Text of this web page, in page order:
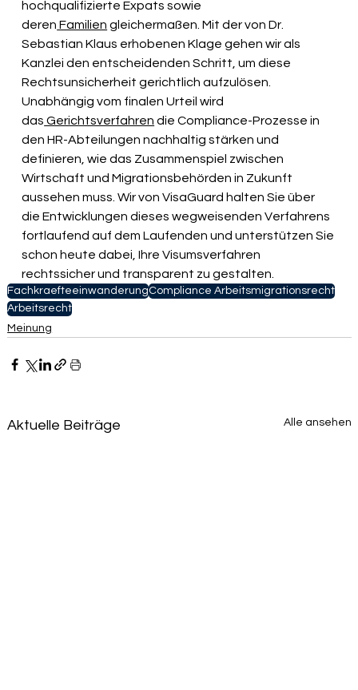
hochqualifizierte Expats sowie
deren Familien gleichermaßen. Mit der von Dr.
Sebastian Klaus erhobenen Klage gehen wir als
Kanzlei den entscheidenden Schritt, um diese
Rechtsunsicherheit gerichtlich aufzulösen.
Unabhängig vom finalen Urteil wird
das Gerichtsverfahren die Compliance-Prozesse in
den HR-Abteilungen nachhaltig stärken und
definieren, wie das Zusammenspiel zwischen
Wirtschaft und Migrationsbehörden in Zukunft
aussehen muss. Wir von VisaGuard halten Sie über
die Entwicklungen dieses wegweisenden Verfahrens
fortlaufend auf dem Laufenden und unterstützen Sie
schon heute dabei, Ihre Visumsverfahren
rechtssicher und transparent zu gestalten.
FachkraefteeinwanderungCompliance Arbeitsmigrationsrecht
Arbeitsrecht
Meinung
Aktuelle Beiträge Alle ansehen